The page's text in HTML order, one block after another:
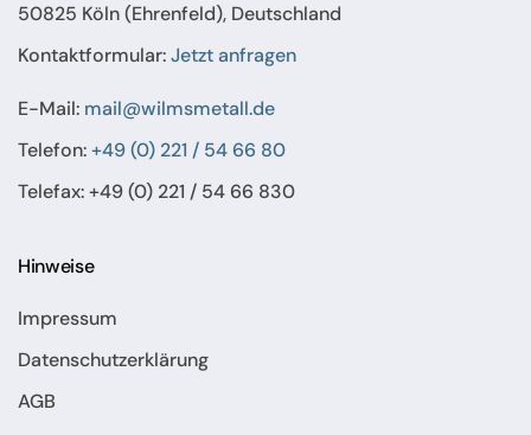
50825 Köln (Ehrenfeld), Deutschland
Kontaktformular:Jetzt anfragen
E-Mail: mail@wilmsmetall.de
Telefon:+49 (0) 221 / 54 66 80
Telefax: +49 (0) 221 / 54 66 830
Hinweise
Impressum
Datenschutzerklärung
AGB